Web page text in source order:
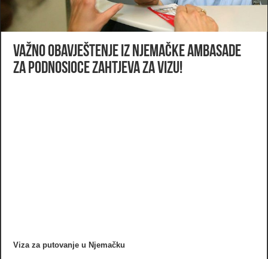
Važno obavještenje iz Njemačke Ambasade
za podnosioce zahtjeva za vizu!
Viza za putovanje u Njemačku